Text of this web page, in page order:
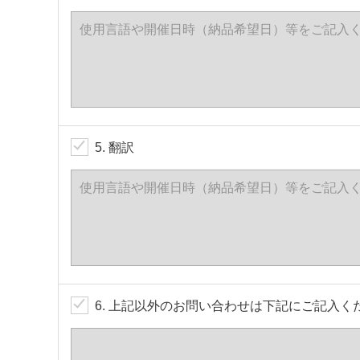
5. 翻訳
6. 上記以外のお問い合わせは下記にご記入く